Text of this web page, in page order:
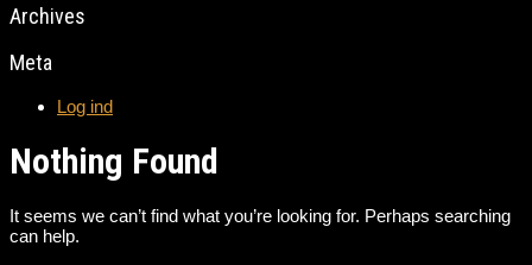
Archives
Meta
Log ind
Nothing Found
It seems we can’t find what you’re looking for. Perhaps searching
can help.